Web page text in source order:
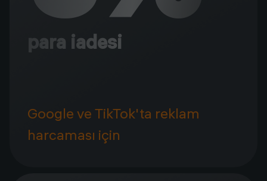
para iadesi
Google ve TikTok'ta reklam
harcaması için